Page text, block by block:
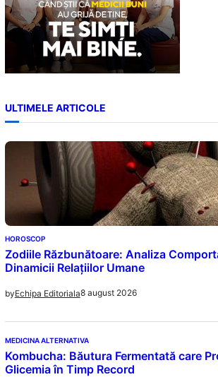
ULTIMELE ARTICOLE
HOROSCOP
Zodiile Răzbunătoare: Analiza
Dinamicii Relațiilor Umane
byEchipa Editoriala8 august 2026
MEDICINA ALTERNATIVA
Kombucha: Băutura Fermentată care
Glicemia în Timp Record